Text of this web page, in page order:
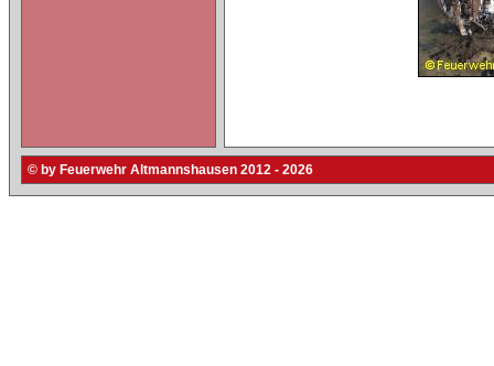
© by Feuerwehr Altmannshausen 2012 - 2026